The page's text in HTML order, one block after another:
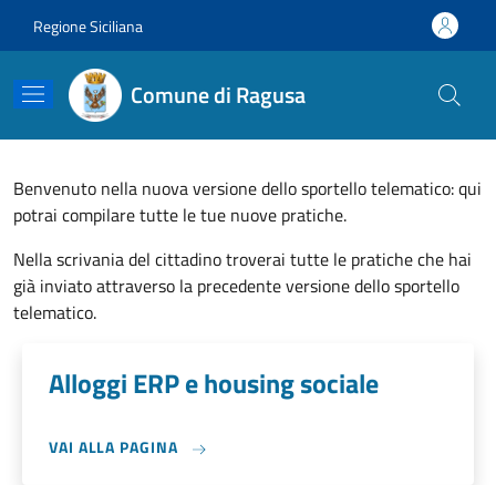
Regione Siciliana
Comune di Ragusa
Benvenuto nella nuova versione dello sportello telematico: qui
potrai compilare tutte le tue nuove pratiche.
Nella scrivania del cittadino troverai tutte le pratiche che hai
già inviato attraverso la precedente versione dello sportello
telematico.
Alloggi ERP e housing sociale
VAI ALLA PAGINA